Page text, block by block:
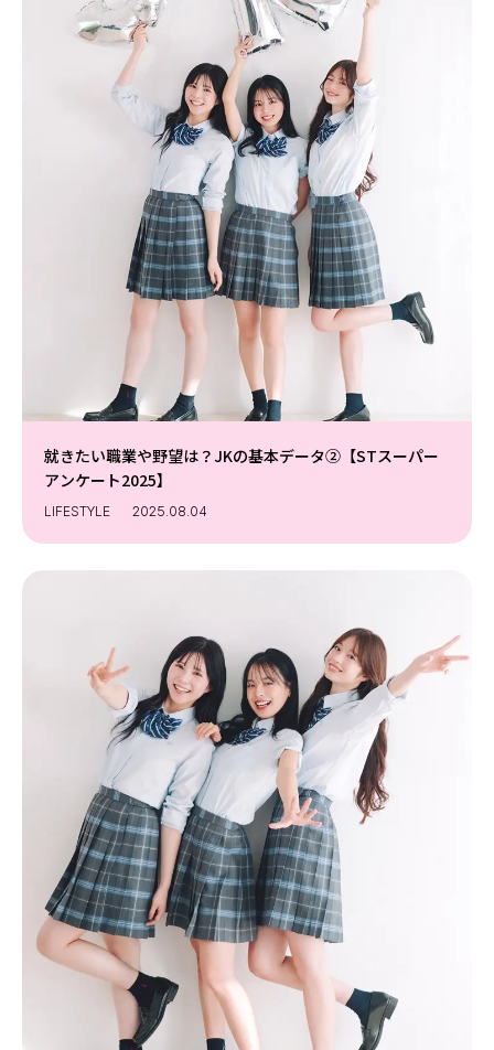
就きたい職業や野望は？JKの基本データ②【STスーパー
アンケート2025】
LIFESTYLE 2025.08.04